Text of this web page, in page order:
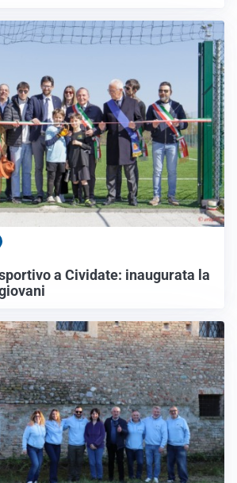
a Cividate: inaugurata la